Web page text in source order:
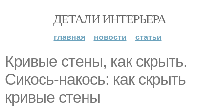
ДЕТАЛИ ИНТЕРЬЕРА
главная новости статьи
Кривые стены, как скрыть.
Сикось-накось: как скрыть
кривые стены